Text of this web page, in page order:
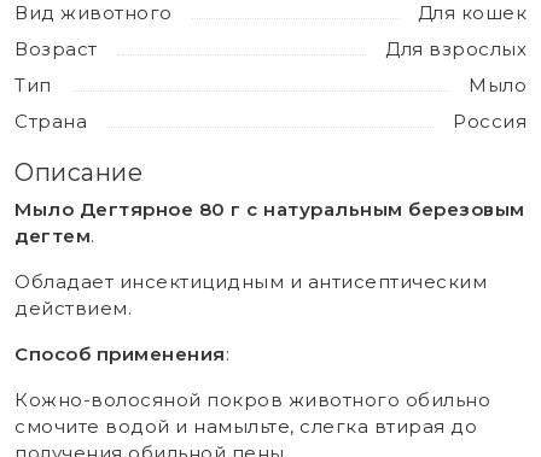
Вид животного
Для кошек
Возраст
Для взрослых
Тип
Мыло
Страна
Россия
Описание
Мыло Дегтярное 80 г с натуральным березовым
дегтем.
Обладает инсектицидным и антисептическим
действием.
Способ применения:
Кожно-волосяной покров животного обильно
смочите водой и намыльте, слегка втирая до